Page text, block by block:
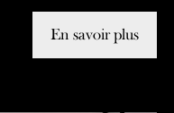
En savoir plus